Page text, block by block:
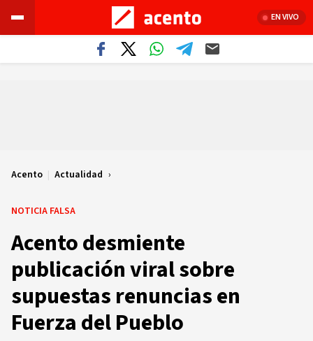
EN VIVO
Acento | Actualidad
NOTICIA FALSA
Acento desmiente
publicación viral sobre
supuestas renuncias en
Fuerza del Pueblo